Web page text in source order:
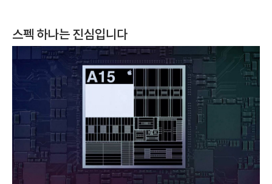
스펙 하나는 진심입니다